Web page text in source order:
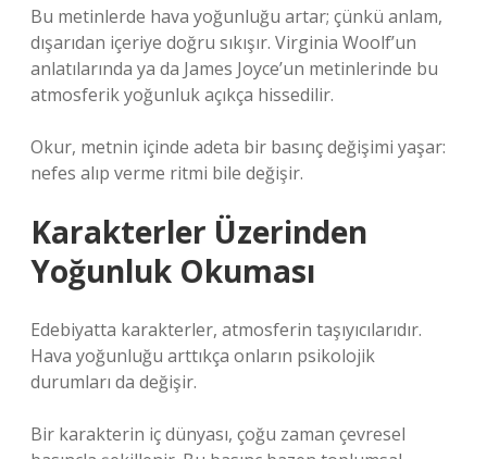
Bu metinlerde hava yoğunluğu artar; çünkü anlam,
dışarıdan içeriye doğru sıkışır. Virginia Woolf’un
anlatılarında ya da James Joyce’un metinlerinde bu
atmosferik yoğunluk açıkça hissedilir.
Okur, metnin içinde adeta bir basınç değişimi yaşar:
nefes alıp verme ritmi bile değişir.
Karakterler Üzerinden
Yoğunluk Okuması
Edebiyatta karakterler, atmosferin taşıyıcılarıdır.
Hava yoğunluğu arttıkça onların psikolojik
durumları da değişir.
Bir karakterin iç dünyası, çoğu zaman çevresel